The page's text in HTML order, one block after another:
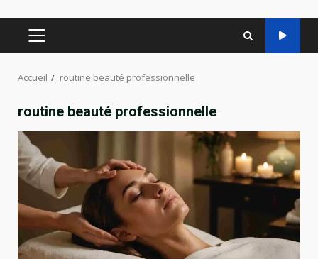
MENU
Accueil routine beauté professionnelle
routine beauté professionnelle